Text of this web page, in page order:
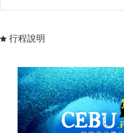
行程說明